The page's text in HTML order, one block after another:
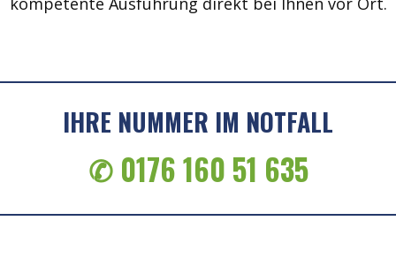
IHRE NUMMER IM NOTFALL
✆ 0176 160 51 635